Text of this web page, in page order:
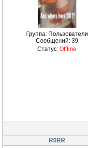
Группа: Пользователи
Сообщений: 39
Статус: Offline
R0RR